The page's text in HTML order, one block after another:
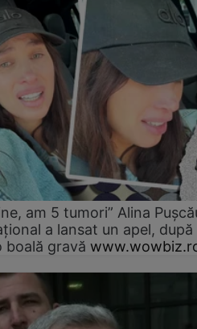
am 5 tumori” Alina
a lansat un apel, după
gravă